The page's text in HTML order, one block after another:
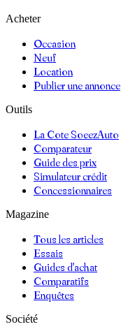
Acheter
Occasion
Neuf
Location
Publier une annonce
Outils
La Cote SoeezAuto
Comparateur
Guide des prix
Simulateur crédit
Concessionnaires
Magazine
Tous les articles
Essais
Guides d'achat
Comparatifs
Enquêtes
Société